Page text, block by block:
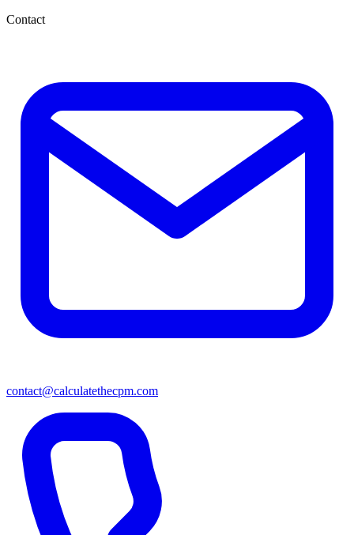
Contact
contact@calculatethecpm.com